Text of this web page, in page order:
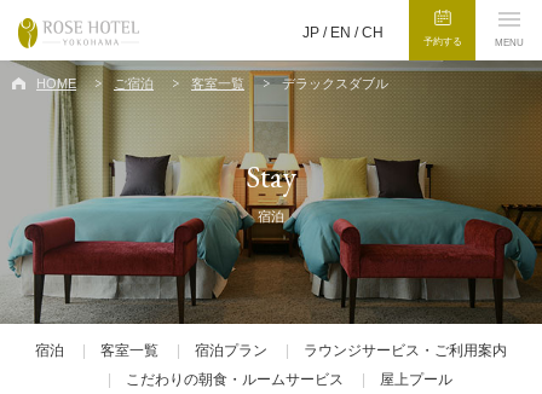
JP / EN /CH
予約する MENU
HOME ご宿泊 客室一覧 デラックスダブル
Stay
宿泊
宿泊 客室一覧 宿泊プラン
ラウンジサービス・ご利用案内
こだわりの朝食・ルームサービス
屋上プール